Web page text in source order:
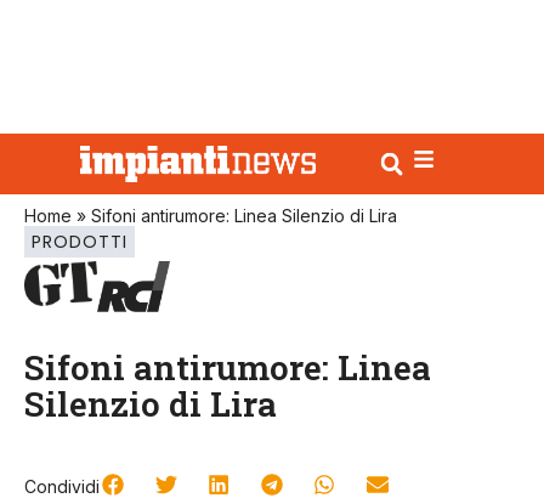
Home » Sifoni antirumore: Linea Silenzio di Lira
PRODOTTI
Sifoni antirumore: Linea
Silenzio di Lira
Condividi